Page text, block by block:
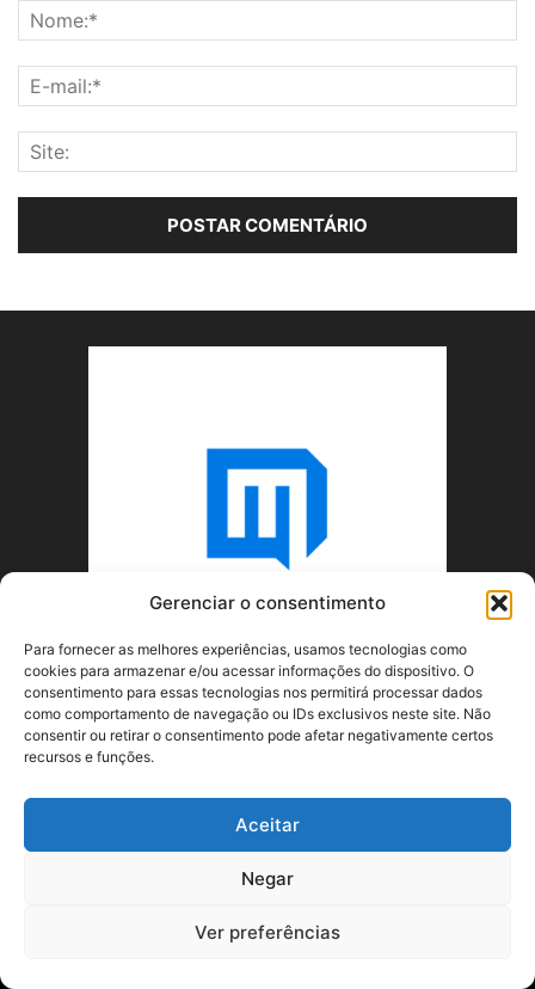
Gerenciar o consentimento
Para fornecer as melhores experiências, usamos tecnologias como
cookies para armazenar e/ou acessar informações do dispositivo. O
consentimento para essas tecnologias nos permitirá processar dados
como comportamento de navegação ou IDs exclusivos neste site. Não
consentir ou retirar o consentimento pode afetar negativamente certos
recursos e funções.
Aceitar
Negar
Ver preferências
SIGA-NOS